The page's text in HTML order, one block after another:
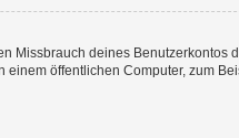
Missbrauch deines Benutzerkontos
einem öffentlichen Computer, zum